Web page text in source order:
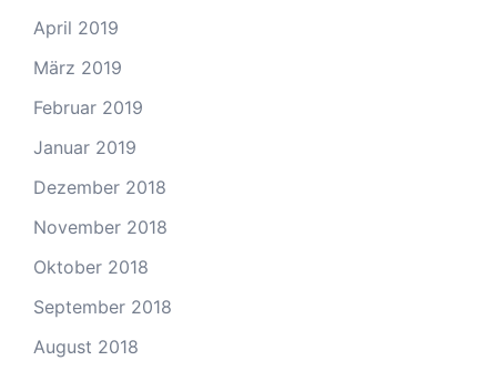
April 2019
März 2019
Februar 2019
Januar 2019
Dezember 2018
November 2018
Oktober 2018
September 2018
August 2018